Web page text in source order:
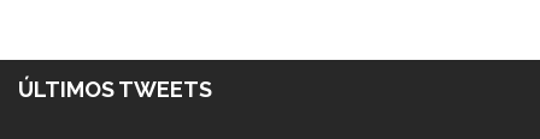
ÚLTIMOS TWEETS